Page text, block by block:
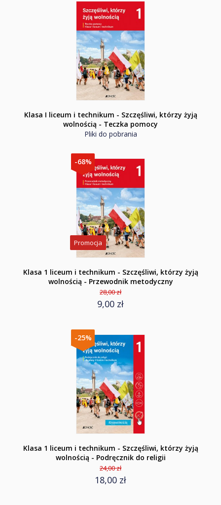
Klasa I liceum i technikum - Szczęśliwi, którzy żyją
wolnością - Teczka pomocy
Pliki do pobrania
-68%
Promocja
Klasa 1 liceum i technikum - Szczęśliwi, którzy żyją
wolnością - Przewodnik metodyczny
28,00 zł
9,00 zł
-25%
Klasa 1 liceum i technikum - Szczęśliwi, którzy żyją
wolnością - Podręcznik do religii
24,00 zł
18,00 zł